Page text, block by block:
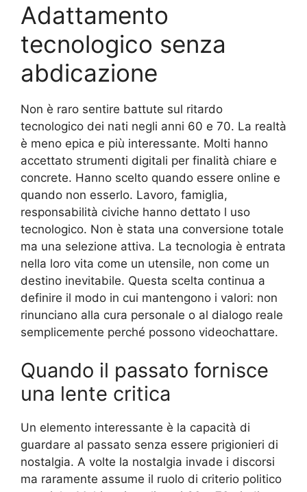
Adattamento
tecnologico senza
abdicazione
Non è raro sentire battute sul ritardo
tecnologico dei nati negli anni 60 e 70. La realtà
è meno epica e più interessante. Molti hanno
accettato strumenti digitali per finalità chiare e
concrete. Hanno scelto quando essere online e
quando non esserlo. Lavoro, famiglia,
responsabilità civiche hanno dettato l uso
tecnologico. Non è stata una conversione totale
ma una selezione attiva. La tecnologia è entrata
nella loro vita come un utensile, non come un
destino inevitabile. Questa scelta continua a
definire il modo in cui mantengono i valori: non
rinunciano alla cura personale o al dialogo reale
semplicemente perché possono videochattare.
Quando il passato fornisce
una lente critica
Un elemento interessante è la capacità di
guardare al passato senza essere prigionieri di
nostalgia. A volte la nostalgia invade i discorsi
ma raramente assume il ruolo di criterio politico